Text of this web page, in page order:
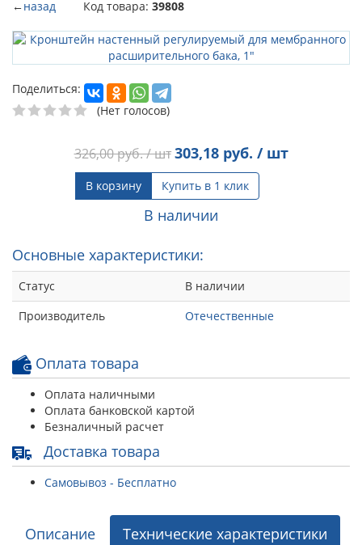
←назад Код товара: 39808
Поделиться:
(Нет голосов)
326,00руб. / шт 303,18руб. / шт
В корзину Купить в 1 клик
В наличии
Основные характеристики:
Статус
В наличии
Производитель
Отечественные
Оплата товара
Оплата наличными
Оплата банковской картой
Безналичный расчет
Доставка товара
Самовывоз - Бесплатно
Описание
Технические характеристики